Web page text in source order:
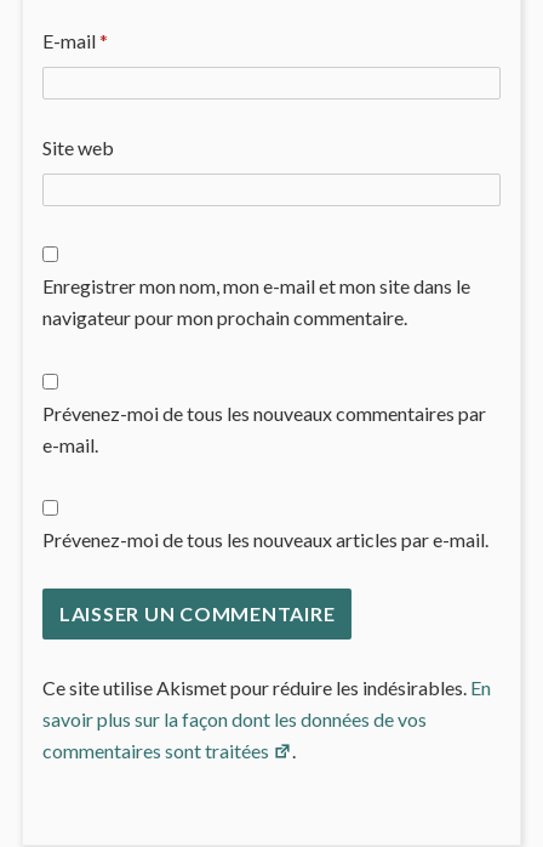
E-mail*
Site web
Enregistrer mon nom, mon e-mail et mon site dans le
navigateur pour mon prochain commentaire.
Prévenez-moi de tous les nouveaux commentaires par
e-mail.
Prévenez-moi de tous les nouveaux articles par e-mail.
Ce site utilise Akismet pour réduire les indésirables. En
savoir plus sur la façon dont les données de vos
commentaires sont traitées